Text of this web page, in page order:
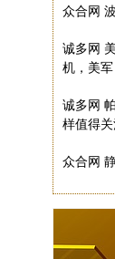
众合网
诚多网
机，美
诚多网
样值得
众合网